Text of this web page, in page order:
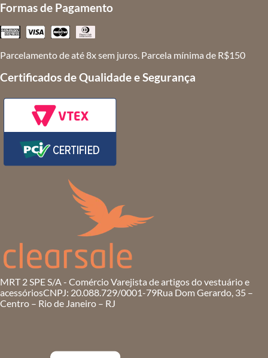
Formas de Pagamento
Parcelamento de até 8x sem juros. Parcela mínima de R$150
Certificados de Qualidade e Segurança
MRT 2 SPE S/A - Comércio Varejista de artigos do vestuário e
acessóriosCNPJ: 20.088.729/0001-79Rua Dom Gerardo, 35 –
Centro – Rio de Janeiro – RJ